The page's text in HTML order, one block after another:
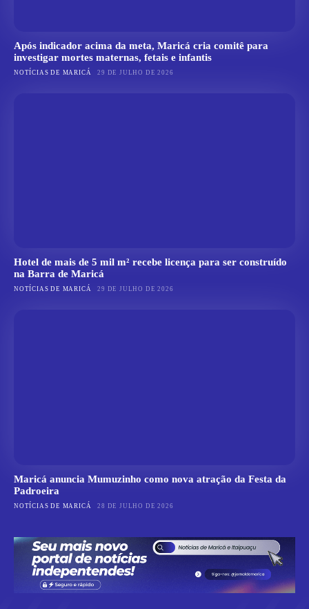
Após indicador acima da meta, Maricá cria comitê para
investigar mortes maternas, fetais e infantis
NOTÍCIAS DE MARICÁ 29 DE JULHO DE 2026
Hotel de mais de 5 mil m² recebe licença para ser construído
na Barra de Maricá
NOTÍCIAS DE MARICÁ 29 DE JULHO DE 2026
Maricá anuncia Mumuzinho como nova atração da Festa da
Padroeira
NOTÍCIAS DE MARICÁ 28 DE JULHO DE 2026